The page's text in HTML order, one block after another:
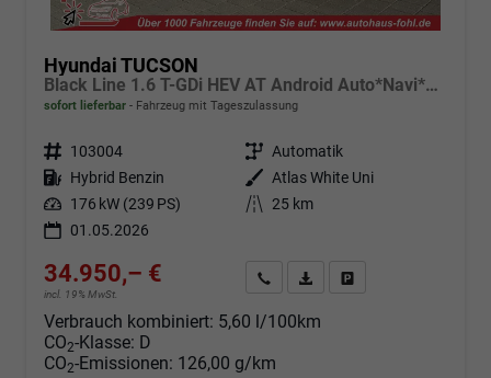
Hyundai TUCSON
Black Line 1.6 T-GDi HEV AT Android Auto*Navi*SHZ*Kamera*2Z Klimaauto*
sofort lieferbar Fahrzeug mit Tageszulassung
Fahrzeugnr. 103004 Getriebe Automatik
Kraftstoff Hybrid Benzin Außenfarbe Atlas White Uni
Leistung 176 kW (239 PS) Kilometerstand 25 km
01.05.2026
34.950,– €
incl. 19% MwSt.
Angebot anfordern
Fahrzeugexpose (PDF)
Verbrauch kombiniert: 5,60 l/100km
CO2-Klasse: D
CO2-Emissionen: 126,00 g/km